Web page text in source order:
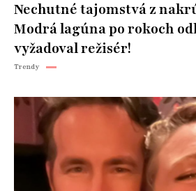
Nechutné tajomstvá z
Modrá lagúna po rokoch
vyžadoval režisér!
Trendy